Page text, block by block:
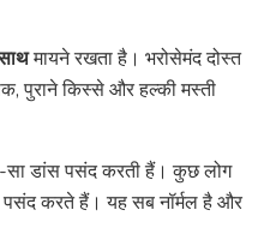
मायने रखता है। भरोसेमंद दोस्त
पुराने किस्से और हल्की मस्ती
सा डांस पसंद करती हैं। कुछ लोग
पसंद करते हैं। यह सब नॉर्मल है और